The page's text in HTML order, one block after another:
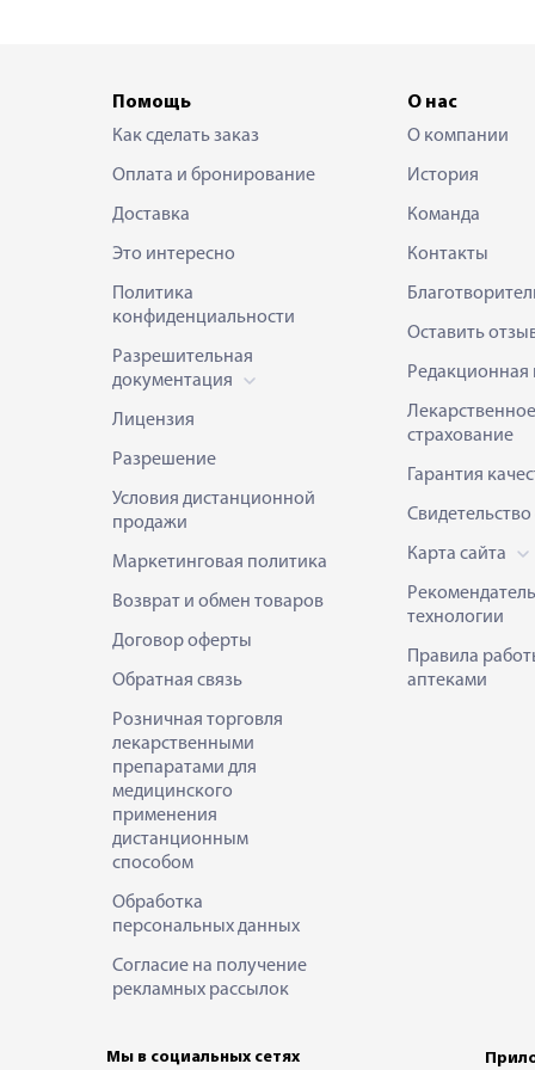
Помощь
Как сделать заказ
Оплата и бронирование
Доставка
Это интересно
Политика
конфиденциальности
Разрешительная
документация
Лицензия
Разрешение
Условия дистанционной
продажи
Маркетинговая политика
Возврат и обмен товаров
Договор оферты
Обратная связь
Розничная торговля
лекарственными
препаратами для
медицинского
применения
дистанционным
способом
Обработка
персональных данных
Согласие на получение
рекламных рассылок
О нас
О компании
История
Команда
Контакты
Оставить
Редакционная
Лекарственное
страхование
Гарантия
Карта сайта
технологии
Правила
аптеками
Мы в социальных сетях